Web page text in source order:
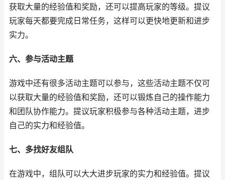
获取大量的经验值和奖励，还可以提高玩家的等级。提议
玩家每天都要完成日常任务，这样可以更快地更新和进步
实力。
六、参与活动主题
游戏中还有很多活动主题可以参与，这些活动主题不仅可
以获取大量的经验值和奖励，还可以锻炼自己的操作能力
和团队协作能力。提议玩家积极参与各种活动主题，进步
自己的实力和经验值。
七、多找好友组队
在游戏中，组队可以大大进步玩家的实力和经验值。提议